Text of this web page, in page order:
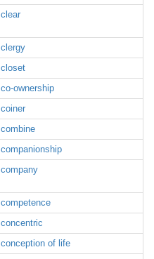
clear
clergy
closet
co-ownership
coiner
combine
companionship
company
competence
concentric
conception of life